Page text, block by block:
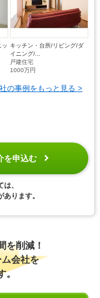
ッ キッチン・台所/リビング/ダ
イニング/...
戸建住宅
1000万円
の事例をもっと見る >
を申込む
、
ります。
を削減！
会社を
。